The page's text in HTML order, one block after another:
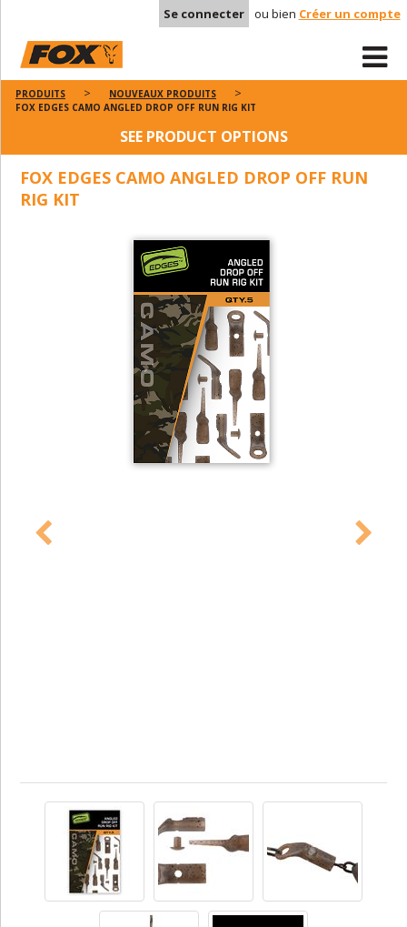
Se connecter ou bien Créer un compte
PRODUITS
NOUVEAUX PRODUITS
FOX EDGES CAMO ANGLED DROP OFF RUN RIG KIT
SEE PRODUCT OPTIONS
FOX EDGES CAMO ANGLED DROP OFF RUN
RIG KIT